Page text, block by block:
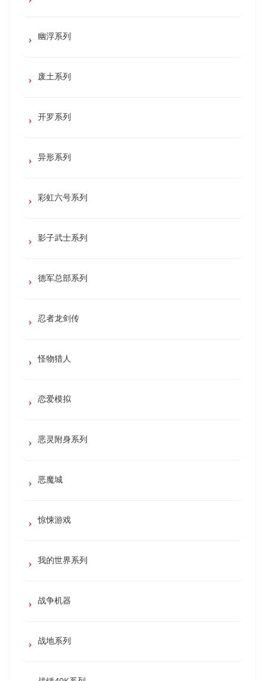
幽浮系列
废土系列
开罗系列
异形系列
彩虹六号系列
影子武士系列
德军总部系列
忍者龙剑传
怪物猎人
恋爱模拟
恶灵附身系列
恶魔城
惊悚游戏
我的世界系列
战争机器
战地系列